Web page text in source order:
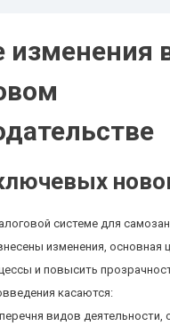
системе для
изменения, основная
и повысить
касаются:
видов деятельности,